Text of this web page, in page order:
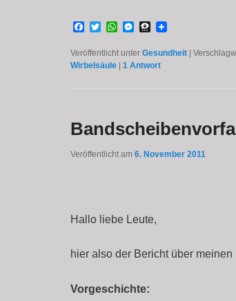
Facebook
TwitterWhatsApp
Messenger
Threema
Veröffentlicht unter Gesundheit |
Wirbelsäule |1 Antwort
Veröffentlicht am6. November 2011
Hallo liebe Leute,
hier also der Bericht über
Vorgeschichte: